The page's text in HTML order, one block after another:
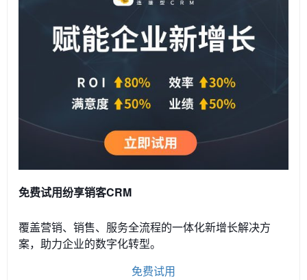
免费试用纷享销客CRM
覆盖营销、销售、服务全流程的一体化新增长解决方
案，助力企业的数字化转型。
免费试用